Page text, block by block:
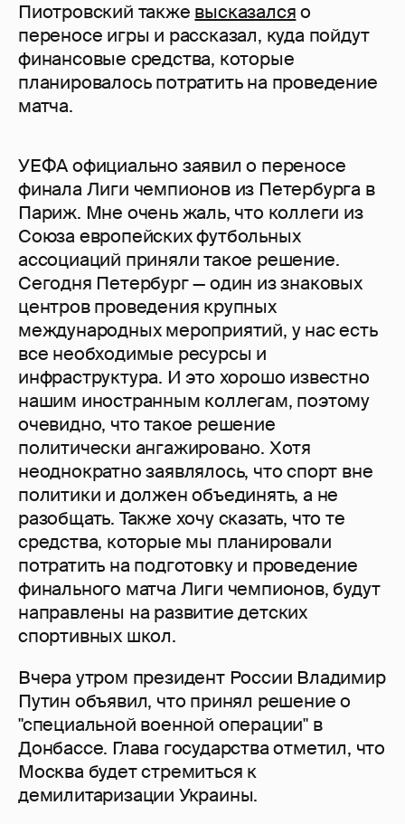
Пиотровский также высказалсяо
переносе игры и рассказал, куда пойдут
финансовые средства, которые
планировалось потратить на проведение
матча.
УЕФА официально заявил о переносе
финала Лиги чемпионов из Петербурга в
Париж. Мне очень жаль, что коллеги из
Союза европейских футбольных
ассоциаций приняли такое решение.
Сегодня Петербург — один из знаковых
центров проведения крупных
международных мероприятий, у нас есть
все необходимые ресурсы и
инфраструктура. И это хорошо известно
нашим иностранным коллегам, поэтому
очевидно, что такое решение
политически ангажировано. Хотя
неоднократно заявлялось, что спорт вне
политики и должен объединять, а не
разобщать. Также хочу сказать, что те
средства, которые мы планировали
потратить на подготовку и проведение
финального матча Лиги чемпионов, будут
направлены на развитие детских
спортивных школ.
Вчера утром президент России Владимир
Путин объявил, что принял решение о
"специальной военной операции" в
Донбассе. Глава государства отметил, что
Москва будет стремиться к
демилитаризации Украины.